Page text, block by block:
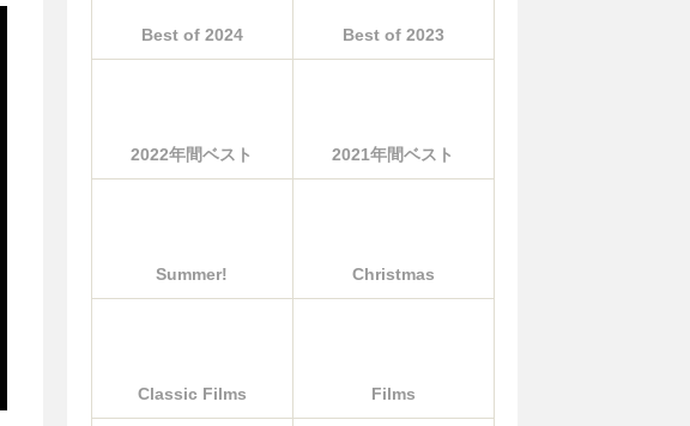
Best of 2024 Best of 2023
2022年間ベスト 2021年間ベスト
Summer! Christmas
Classic Films Films